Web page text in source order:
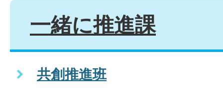
一緒に推進課
共創推進班